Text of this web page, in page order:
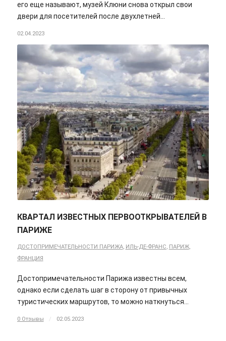
его еще называют, музей Клюни снова открыл свои
двери для посетителей после двухлетней…
02.04.2023
КВАРТАЛ ИЗВЕСТНЫХ ПЕРВООТКРЫВАТЕЛЕЙ В
ПАРИЖЕ
ДОСТОПРИМЕЧАТЕЛЬНОСТИ ПАРИЖА, ИЛЬ-ДЕ-ФРАНС, ПАРИЖ,
ФРАНЦИЯ
Достопримечательности Парижа известны всем,
однако если сделать шаг в сторону от привычных
туристических маршрутов, то можно наткнуться…
0 Отзывы / 02.05.2023